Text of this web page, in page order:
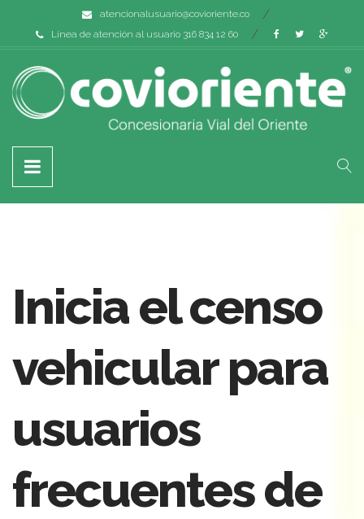
atencionalusuario@covioriente.co
Línea de atención al usuario 316 834 12 60
Inicia el censo
vehicular para
usuarios
frecuentes de